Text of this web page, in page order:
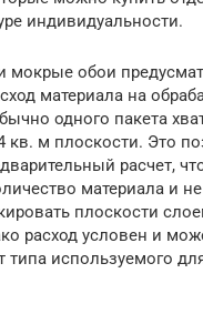
индивидуальности.
мокрые обои
материала на
одного пакета
кв. м плоскости. Это
расчет,
материала и
плоскости
расход условен и
типа используемого